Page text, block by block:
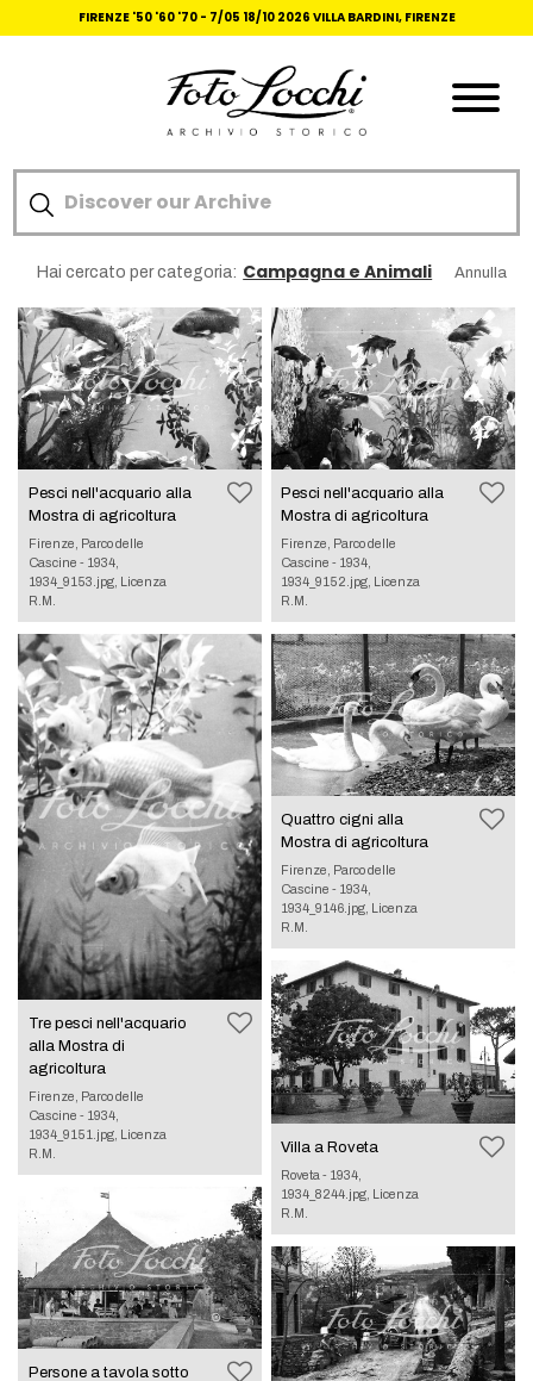
FIRENZE '50 '60 '70 - 7/05 18/10 2026 VILLA BARDINI, FIRENZE
Hai cercato per categoria: Campagna e Animali Annulla
Pesci nell'acquario alla
Mostra di agricoltura
Firenze, Parco delle
Cascine - 1934,
1934_9153.jpg, Licenza
R.M.
Tre pesci nell'acquario
alla Mostra di
agricoltura
Firenze, Parco delle
Cascine - 1934,
1934_9151.jpg, Licenza
R.M.
Persone a tavola sotto
Pesci nell'acquario alla
Mostra di agricoltura
Firenze, Parco delle
Cascine - 1934,
1934_9152.jpg, Licenza
R.M.
Quattro cigni alla
Mostra di agricoltura
Firenze, Parco delle
Cascine - 1934,
1934_9146.jpg, Licenza
R.M.
Villa a Roveta
Roveta - 1934,
1934_8244.jpg, Licenza
R.M.